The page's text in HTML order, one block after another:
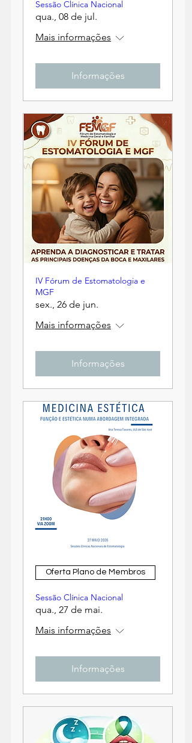
Sessão Clínica Nacional
qua., 08 de jul.
Mais informações
Informações
IV Fórum de Estomatologia e
MGF
sex., 26 de jun.
Mais informações
Informações
Oferta Plano de Membros
Sessão Clínica Nacional
qua., 27 de mai.
Mais informações
Informações